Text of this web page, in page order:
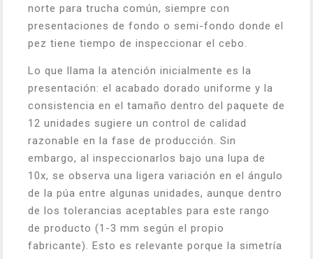
norte para trucha común, siempre con
presentaciones de fondo o semi-fondo donde el
pez tiene tiempo de inspeccionar el cebo.
Lo que llama la atención inicialmente es la
presentación: el acabado dorado uniforme y la
consistencia en el tamaño dentro del paquete de
12 unidades sugiere un control de calidad
razonable en la fase de producción. Sin
embargo, al inspeccionarlos bajo una lupa de
10x, se observa una ligera variación en el ángulo
de la púa entre algunas unidades, aunque dentro
de los tolerancias aceptables para este rango
de producto (1-3 mm según el propio
fabricante). Esto es relevante porque la simetría